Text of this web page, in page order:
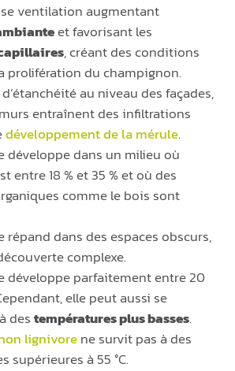
ventilation augmentant
et favorisant les
, créant des conditions
prolifération du champignon.
au niveau des façades,
entraînent des infiltrations
développement de la mérule.
développe dans un milieu où
entre 18 % et 35 % et où des
comme le bois sont
répand dans des espaces obscurs,
complexe.
développe parfaitement entre 20
elle peut aussi se
destempératures plus basses.
lignivorene survit pas à des
supérieures à 55 °C.